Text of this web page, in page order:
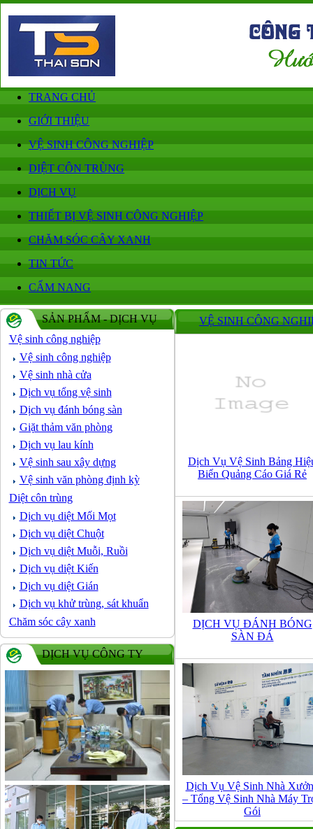
TRANG CHỦ
GIỚI THIỆU
VỆ SINH CÔNG NGHIỆP
DIỆT CÔN TRÙNG
DỊCH VỤ
THIẾT BỊ VỆ SINH CÔNG NGHIỆP
CHĂM SÓC CÂY XANH
TIN TỨC
CẨM NANG
SẢN PHẨM - DỊCH VỤ
Vệ sinh công nghiệp
Vệ sinh công nghiệp
Vệ sinh nhà cửa
Dịch vụ tổng vệ sinh
Dịch vụ đánh bóng sàn
Giặt thảm văn phòng
Dịch vụ lau kính
Vệ sinh sau xây dựng
Vệ sinh văn phòng định kỳ
Diệt côn trùng
Dịch vụ diệt Mối Mọt
Dịch vụ diệt Chuột
Dịch vụ diệt Muỗi, Ruồi
Dịch vụ diệt Kiến
Dịch vụ diệt Gián
Dịch vụ khử trùng, sát khuẩn
Chăm sóc cây xanh
DỊCH VỤ CÔNG TY
VỆ SINH CÔNG
Dịch Vụ Vệ Sinh Bảng
Biển Quảng Cáo Giá Rẻ
DỊCH VỤ ĐÁNH BÓNG
SÀN ĐÁ
Dịch Vụ Vệ Sinh Nhà
– Tổng Vệ Sinh Nhà Máy
Gói